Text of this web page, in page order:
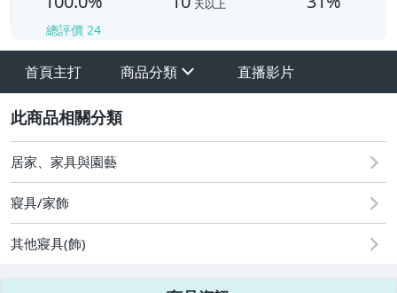
總評價 24
天以上
首頁主打 商品分類
其它
直播影片
居家、家具與園藝
寢具/家飾
其他寢具(飾)